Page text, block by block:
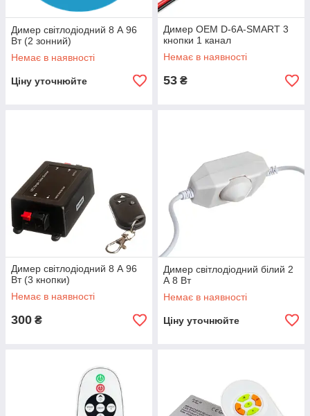
Димер світлодіодний 8 А 96
Вт (2 зонний)
Немає в наявності
Ціну уточнюйте
Димер OEM D-6A-SMART 3
кнопки 1 канал
Немає в наявності
53 ₴
Димер світлодіодний 8 А 96
Вт (3 кнопки)
Немає в наявності
300 ₴
Димер світлодіодний білий 2
А 8 Вт
Немає в наявності
Ціну уточнюйте